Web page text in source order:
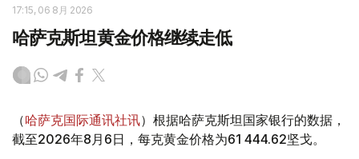
17:15, 06 8月 2026
哈萨克斯坦黄金价格继续走低
（哈萨克国际通讯社讯）根据哈萨克斯坦国家银行的数据，
截至2026年8月6日，每克黄金价格为61 444.62坚戈。